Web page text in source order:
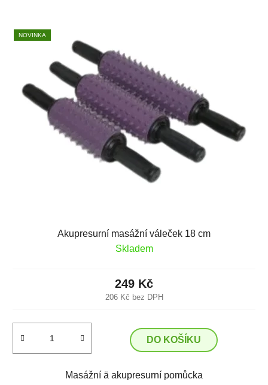
NOVINKA
Akupresurní masážní váleček 18 cm
Skladem
206 Kč bez DPH
249 Kč
DO KOŠÍKU
Masážní ä akupresurní pomůcka